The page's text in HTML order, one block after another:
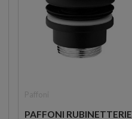
PAFFONI RUBINETTERIE